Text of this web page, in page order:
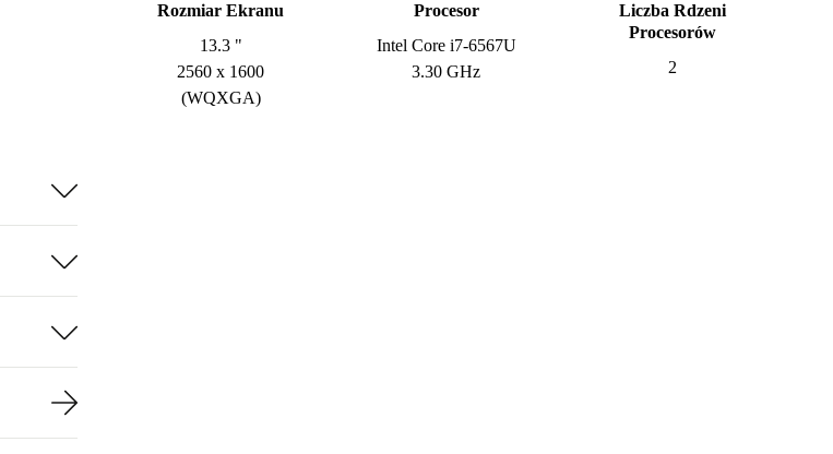
Rozmiar Ekranu
13.3 "
2560 x 1600
(WQXGA)
Procesor
Intel Core i7-6567U
3.30 GHz
Liczba Rdzeni
Procesorów
2